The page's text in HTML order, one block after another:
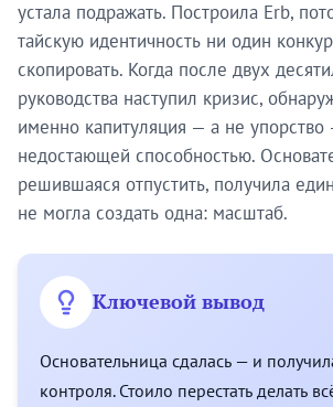
устала подражать. Построила Erb,
тайскую идентичность ни один
скопировать. Когда после двух
руководства наступил кризис,
именно капитуляция — а не
недостающей способностью.
решившаяся отпустить, получила
не могла создать одна: масштаб.
Ключевой вывод
Основательница сдалась — и
контроля. Стоило перестать делать